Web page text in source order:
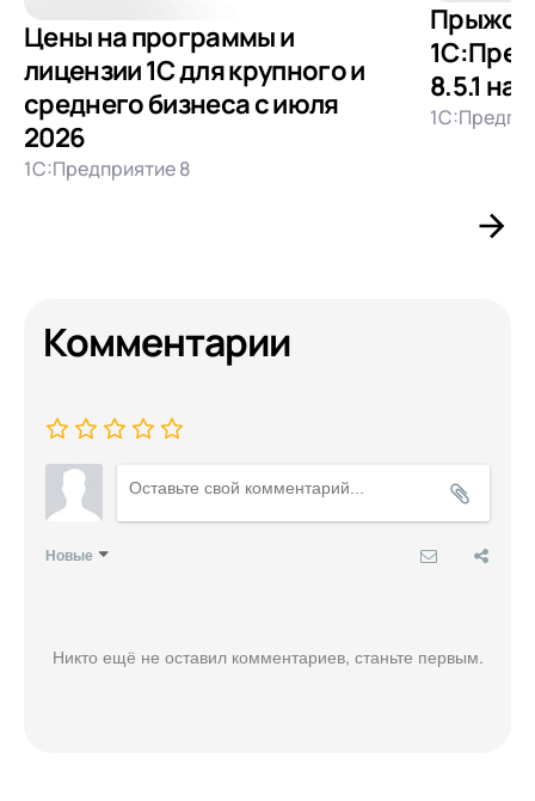
Цены на программы и
лицензии 1С для крупного и
среднего бизнеса с июля
2026
1С:Предприятие 8
8.5.1 на
Комментарии
Новые
Никто ещё не оставил комментариев, станьте первым.